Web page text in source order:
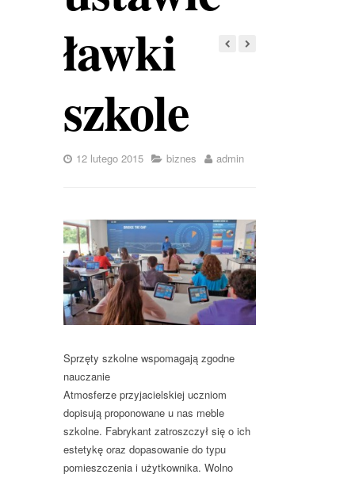
ławki
szkole
12 lutego 2015 biznes admin
Sprzęty szkolne wspomagają zgodne
nauczanie
Atmosferze przyjacielskiej uczniom
dopisują proponowane u nas meble
szkolne. Fabrykant zatroszczył się o ich
estetykę oraz dopasowanie do typu
pomieszczenia i użytkownika. Wolno